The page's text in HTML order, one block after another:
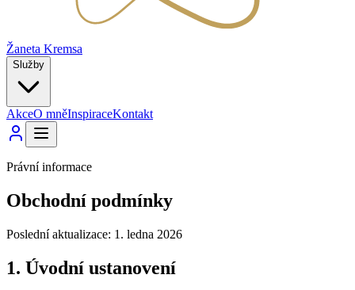
Žaneta Kremsa
Služby
AkceO mněInspiraceKontakt
Právní informace
Obchodní podmínky
Poslední aktualizace: 1. ledna 2026
1. Úvodní ustanovení